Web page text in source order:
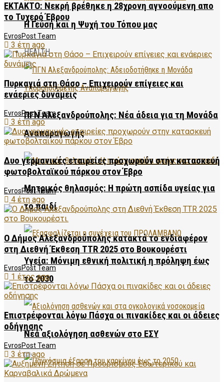
Η Γεύση και η Ψυχή του Τόπου μας
HEALTH
ΠΓΝ Αλεξανδρούπολης: Νέα άδεια για τη Μονάδα
Αναπαραγωγής
Μητρικός θηλασμός: Η πρώτη ασπίδα υγείας για
το παιδί
Υγεία: Μόνιμη εθνική πολιτική η πρόληψη έως
το 2030
Νέα αξιολόγηση ασθενών στο ΕΣΥ
ΕΚΤΑΚΤΟ: Νεκρή βρέθηκε η 28χρονη αγνοούμενη απο
το Τυχερό Έβρου
EvrosPost Team
3 έτη ago
Πυρκαγιά στη Θάσο – Επιχειρούν επίγειες και
ενάεριες δυνάμεις
EvrosPost Team
3 έτη ago
Δυο γερμανικές εταιρείες προχωρούν στην κατασκευή
φωτοβολταϊκού πάρκου στον Έβρο
EvrosPost Team
4 έτη ago
Ο Δήμος Αλεξανδρούπολης κατακτά το ενδιαφέρον
στη Διεθνή Έκθεση TTR 2025 στο Βουκουρέστι
EvrosPost Team
1 έτος ago
Επιστρέφονται λόγω Πάσχα οι πινακίδες και οι άδειες
οδήγησης
EvrosPost Team
3 έτη ago